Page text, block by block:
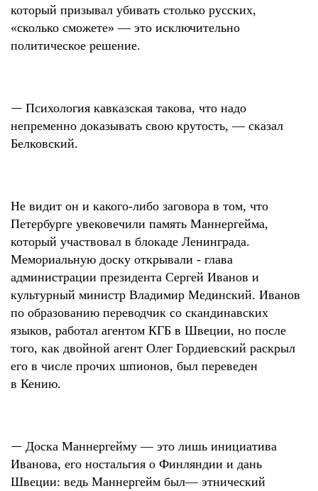
который призывал убивать столько русских,
«сколько сможете» — это исключительно
политическое решение.
— Психология кавказская такова, что надо
непременно доказывать свою крутость, — сказал
Белковский.
Не видит он и какого-либо заговора в том, что
Петербурге увековечили память Маннергейма,
который участвовал в блокаде Ленинграда.
Мемориальную доску открывали - глава
администрации президента Сергей Иванов и
культурный министр Владимир Мединский. Иванов
по образованию переводчик со скандинавских
языков, работал агентом КГБ в Швеции, но после
того, как двойной агент Олег Гордиевский раскрыл
его в числе прочих шпионов, был переведен
в Кению.
— Доска Маннергейму — это лишь инициатива
Иванова, его ностальгия о Финляндии и дань
Швеции: ведь Маннергейм был— этнический